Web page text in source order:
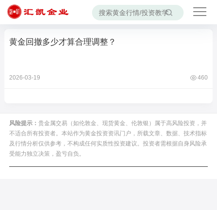
黄金回撤多少才算合理调整？
2026-03-19 460
风险提示： 贵金属交易（如伦敦金、现货黄金、伦敦银）属于高风险投资，并
不适合所有投资者。本站作为黄金投资资讯门户，所载文章、数据、技术指标
及行情分析仅供参考，不构成任何实质性投资建议。投资者需根据自身风险承
受能力独立决策，盈亏自负。